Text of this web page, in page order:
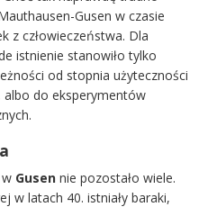
Gusen w czasie
z człowieczeństwa. Dla
istnienie stanowiło tylko
od stopnia użyteczności
do eksperymentów
Gusen nie pozostało wiele.
w latach 40. istniały baraki,